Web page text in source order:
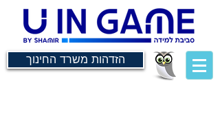
הזדהות משרד החינוך